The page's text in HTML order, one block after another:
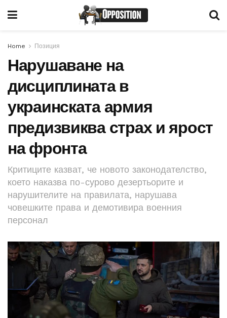
Home Позиция
Нарушаване на
дисциплината в
украинската армия
предизвиква страх и ярост
на фронта
Критиците казват, че новото законодателство,
което наказва по-сурово дезертьорите и
нарушителите на правилата, нарушава
човешките права и демотивира военния
персонал